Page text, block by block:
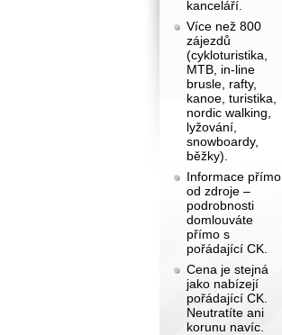
kanceláří.
Více než 800
zájezdů
(cykloturistika,
MTB, in-line
brusle, rafty,
kanoe, turistika,
nordic walking,
lyžování,
snowboardy,
běžky).
Informace přímo
od zdroje –
podrobnosti
domlouváte
přímo s
pořádající CK.
Cena je stejná
jako nabízejí
pořádající CK.
Neutratíte ani
korunu navíc.